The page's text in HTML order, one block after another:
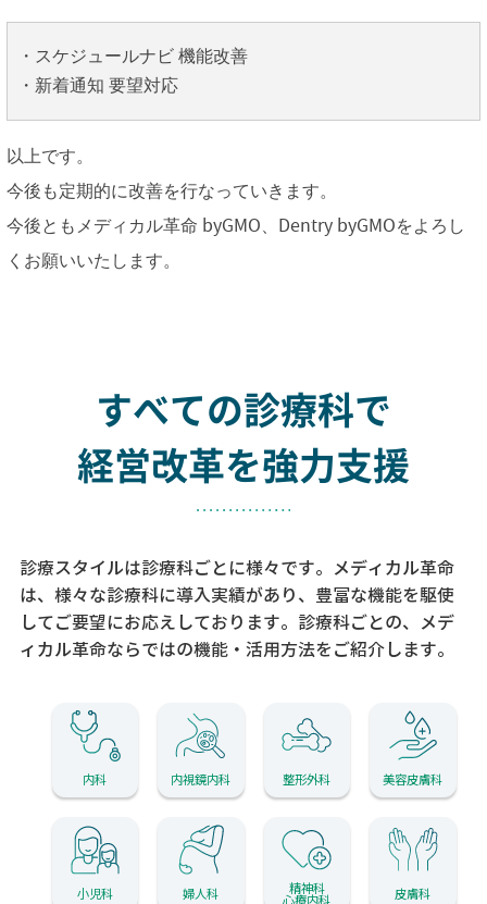
・スケジュールナビ 機能改善
・新着通知 要望対応
以上です。
今後も定期的に改善を行なっていきます。
今後ともメディカル革命 byGMO、Dentry byGMOをよろし
くお願いいたします。
すべての診療科で
経営改革を強力支援
診療スタイルは診療科ごとに様々です。メディカル革命
は、様々な診療科に導入実績があり、 豊富な機能を駆使
してご要望にお応えしております。 診療科ごとの、メデ
ィカル革命ならではの機能・活用方法をご紹介します。
内科 内視鏡内科 整形外科 美容皮膚科
小児科 婦人科 精神科
心療内科 皮膚科